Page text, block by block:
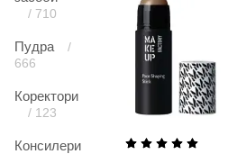
/ 710
Пудра
/
666
Коректори
/ 123
Консилери